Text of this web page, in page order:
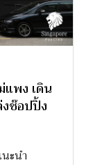
พง เดิน
งช๊อปปิ้ง
ะนำ